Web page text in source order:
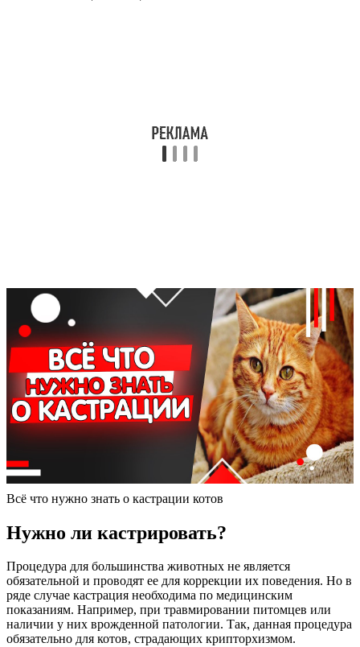
Всё что нужно знать о кастрации котов
Нужно ли кастрировать?
Процедура для большинства животных не является
обязательной и проводят ее для коррекции их поведения. Но в
ряде случае кастрация необходима по медицинским
показаниям. Например, при травмировании питомцев или
наличии у них врожденной патологии. Так, данная процедура
обязательно для котов, страдающих крипторхизмом.